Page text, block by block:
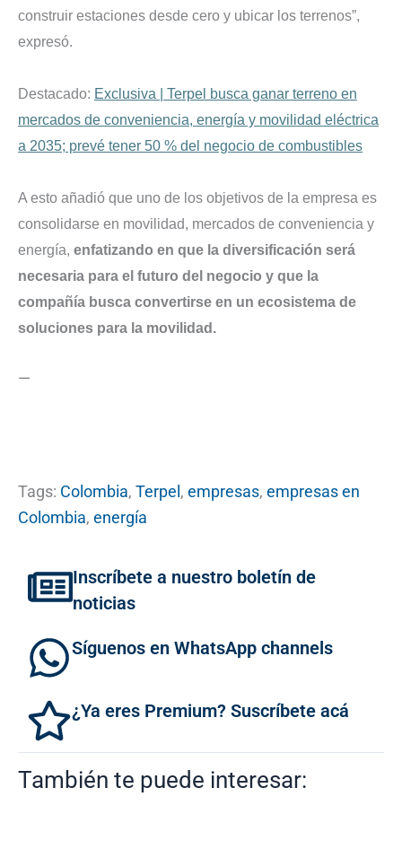
construir estaciones desde cero y ubicar los terrenos”,
expresó.
Destacado: Exclusiva | Terpel busca ganar terreno en
mercados de conveniencia, energía y movilidad eléctrica
a 2035; prevé tener 50 % del negocio de combustibles
A esto añadió que uno de los objetivos de la empresa es
consolidarse en movilidad, mercados de conveniencia y
energía, enfatizando en que la diversificación será
necesaria para el futuro del negocio y que la
compañía busca convertirse en un ecosistema de
soluciones para la movilidad.
—
Tags: Colombia, Terpel , empresas, empresas en
Colombia, energía
Inscríbete a nuestro boletín de
noticias
Síguenos en WhatsApp channels
¿Ya eres Premium? Suscríbete acá
También te puede interesar: